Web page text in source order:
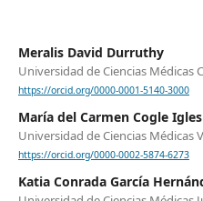
Meralis David Durruthy
Universidad de Ciencias Médicas
https://orcid.org/0000-0001-5140-3000
María del Carmen Cogle
Universidad de Ciencias Médicas
https://orcid.org/0000-0002-5874-6273
Katia Conrada García